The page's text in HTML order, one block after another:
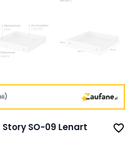
SO-09 Lenart
favorite_border